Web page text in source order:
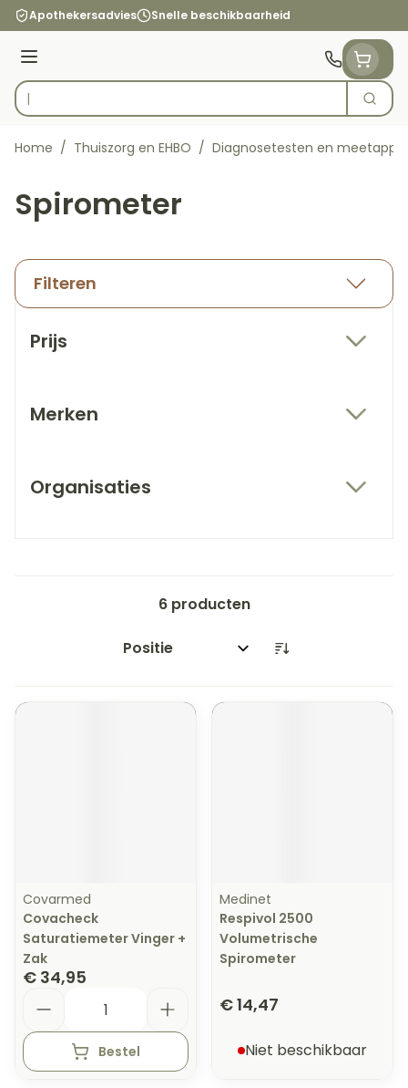
Ga naar de inhoud
Apothekersadvies Snelle beschikbaarheid
Menu
Product, merk, categorie...
Zoek
Home / Thuiszorg en EHBO / Diagnosetesten en
Spirometer
Filteren
Prijs
Merken
Organisaties
6producten
Sorteer op:
Covarmed
Covacheck
Saturatiemeter Vinger +
Zak
€ 34,95
Bestel
Medinet
Respivol 2500
Volumetrische
Spirometer
€ 14,47
Niet beschikbaar